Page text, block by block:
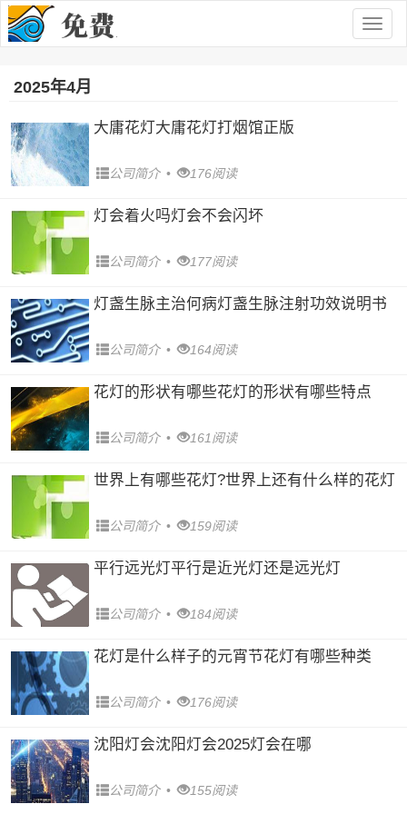
2025年4月
大庸花灯大庸花灯打烟馆正版
公司简介 • 176阅读
灯会着火吗灯会不会闪坏
公司简介 • 177阅读
灯盏生脉主治何病灯盏生脉注射功效说明书
公司简介 • 164阅读
花灯的形状有哪些花灯的形状有哪些特点
公司简介 • 161阅读
世界上有哪些花灯?世界上还有什么样的花灯
公司简介 • 159阅读
平行远光灯平行是近光灯还是远光灯
公司简介 • 184阅读
花灯是什么样子的元宵节花灯有哪些种类
公司简介 • 176阅读
沈阳灯会沈阳灯会2025灯会在哪
公司简介 • 155阅读